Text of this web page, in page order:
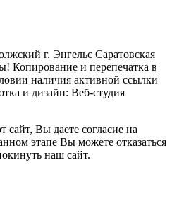
г. Энгельс Саратовская
Копирование и перепечатка в
наличия активной ссылки
и дизайн: Веб-студия
сайт, Вы даете согласие на
этапе Вы можете отказаться
наш сайт.